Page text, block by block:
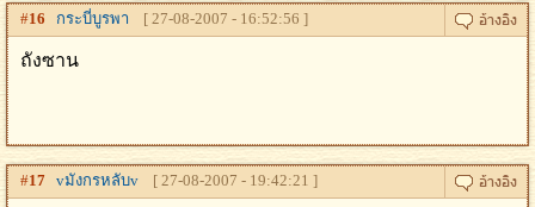
#16 กระบี่บูรพา [ 27-08-2007 - 16:52:56 ]
ถังซาน
#17 vมังกรหลับv [ 27-08-2007 - 19:42:21 ]